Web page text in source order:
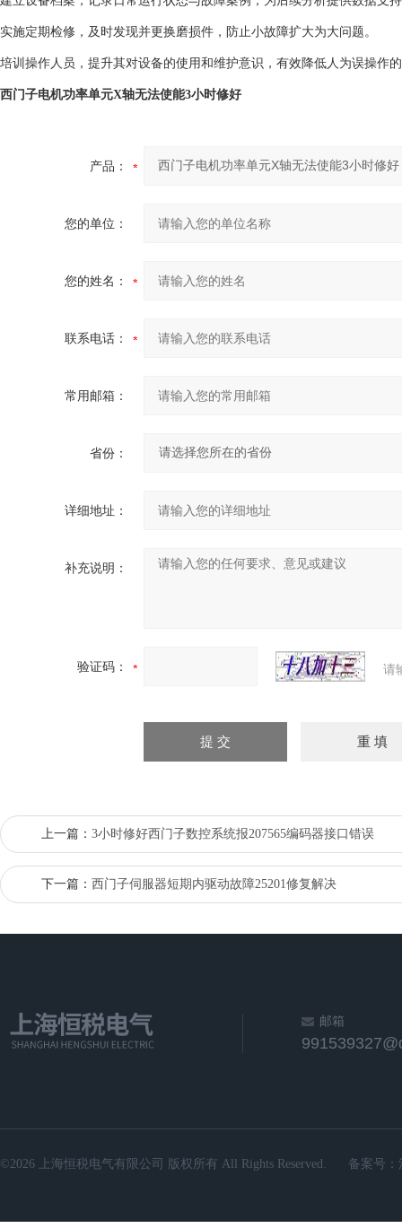
实施定期检修，及时发现并更换磨损件，防止小故障扩大为大问题。
培训操作人员，提升其对设备的使用和维护意识，有效降低人为误操作
西门子电机功率单元X轴无法使能3小时修好
产品：
您的单位：
您的姓名：
联系电话：
常用邮箱：
省份：
详细地址：
补充说明：
验证码： 请
上一篇： 3小时修好​西门子数控系统报207565编码器接口错误
下一篇： 西门子伺服器短期内驱动故障25201修复解决
邮箱
©2026 上海恒税电气有限公司 版权所有 All Rights Reserved. 备案号：